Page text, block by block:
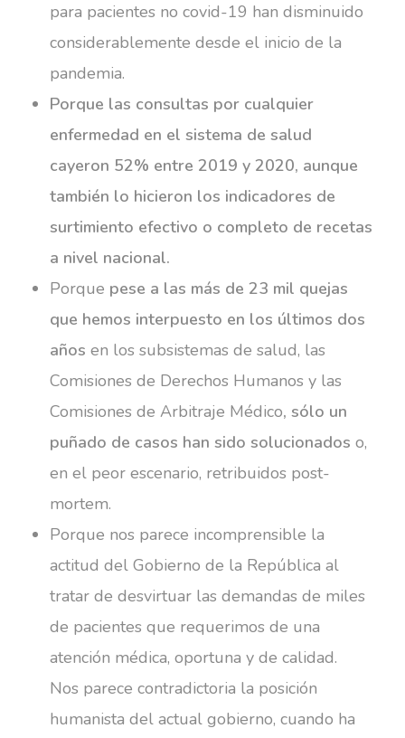
para pacientes no covid-19 han disminuido
considerablemente desde el inicio de la
pandemia.
Porque las consultas por cualquier
enfermedad en el sistema de salud
cayeron 52% entre 2019 y 2020, aunque
también lo hicieron los indicadores de
surtimiento efectivo o completo de recetas
a nivel nacional.
Porque pese a las más de 23 mil quejas
que hemos interpuesto en los últimos dos
años en los subsistemas de salud, las
Comisiones de Derechos Humanos y las
Comisiones de Arbitraje Médico, sólo un
puñado de casos han sido solucionados o,
en el peor escenario, retribuidos post-
mortem.
Porque nos parece incomprensible la
actitud del Gobierno de la República al
tratar de desvirtuar las demandas de miles
de pacientes que requerimos de una
atención médica, oportuna y de calidad.
Nos parece contradictoria la posición
humanista del actual gobierno, cuando ha